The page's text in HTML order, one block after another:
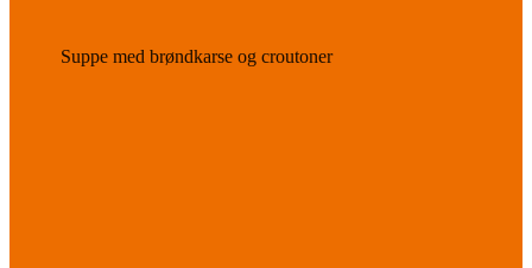
Suppe med brøndkarse og croutoner